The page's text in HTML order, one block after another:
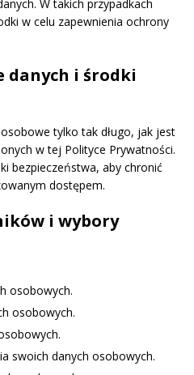
W takich przypadkach
w celu zapewnienia ochrony
danych i środki
tylko tak długo, jak jest
w tej Polityce Prywatności.
bezpieczeństwa, aby chronić
dostępem.
i wybory
osobowych.
osobowych.
swoich danych osobowych.